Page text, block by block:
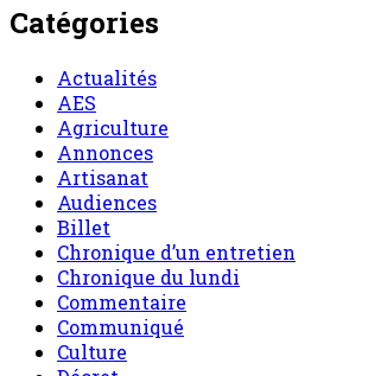
Agriculture
Annonces
Artisanat
Audiences
Billet
Chronique d’un entretien
Chronique du lundi
Commentaire
Communiqué
Culture
Décret
Dépêche
Diplomatie
Discours
Dossier